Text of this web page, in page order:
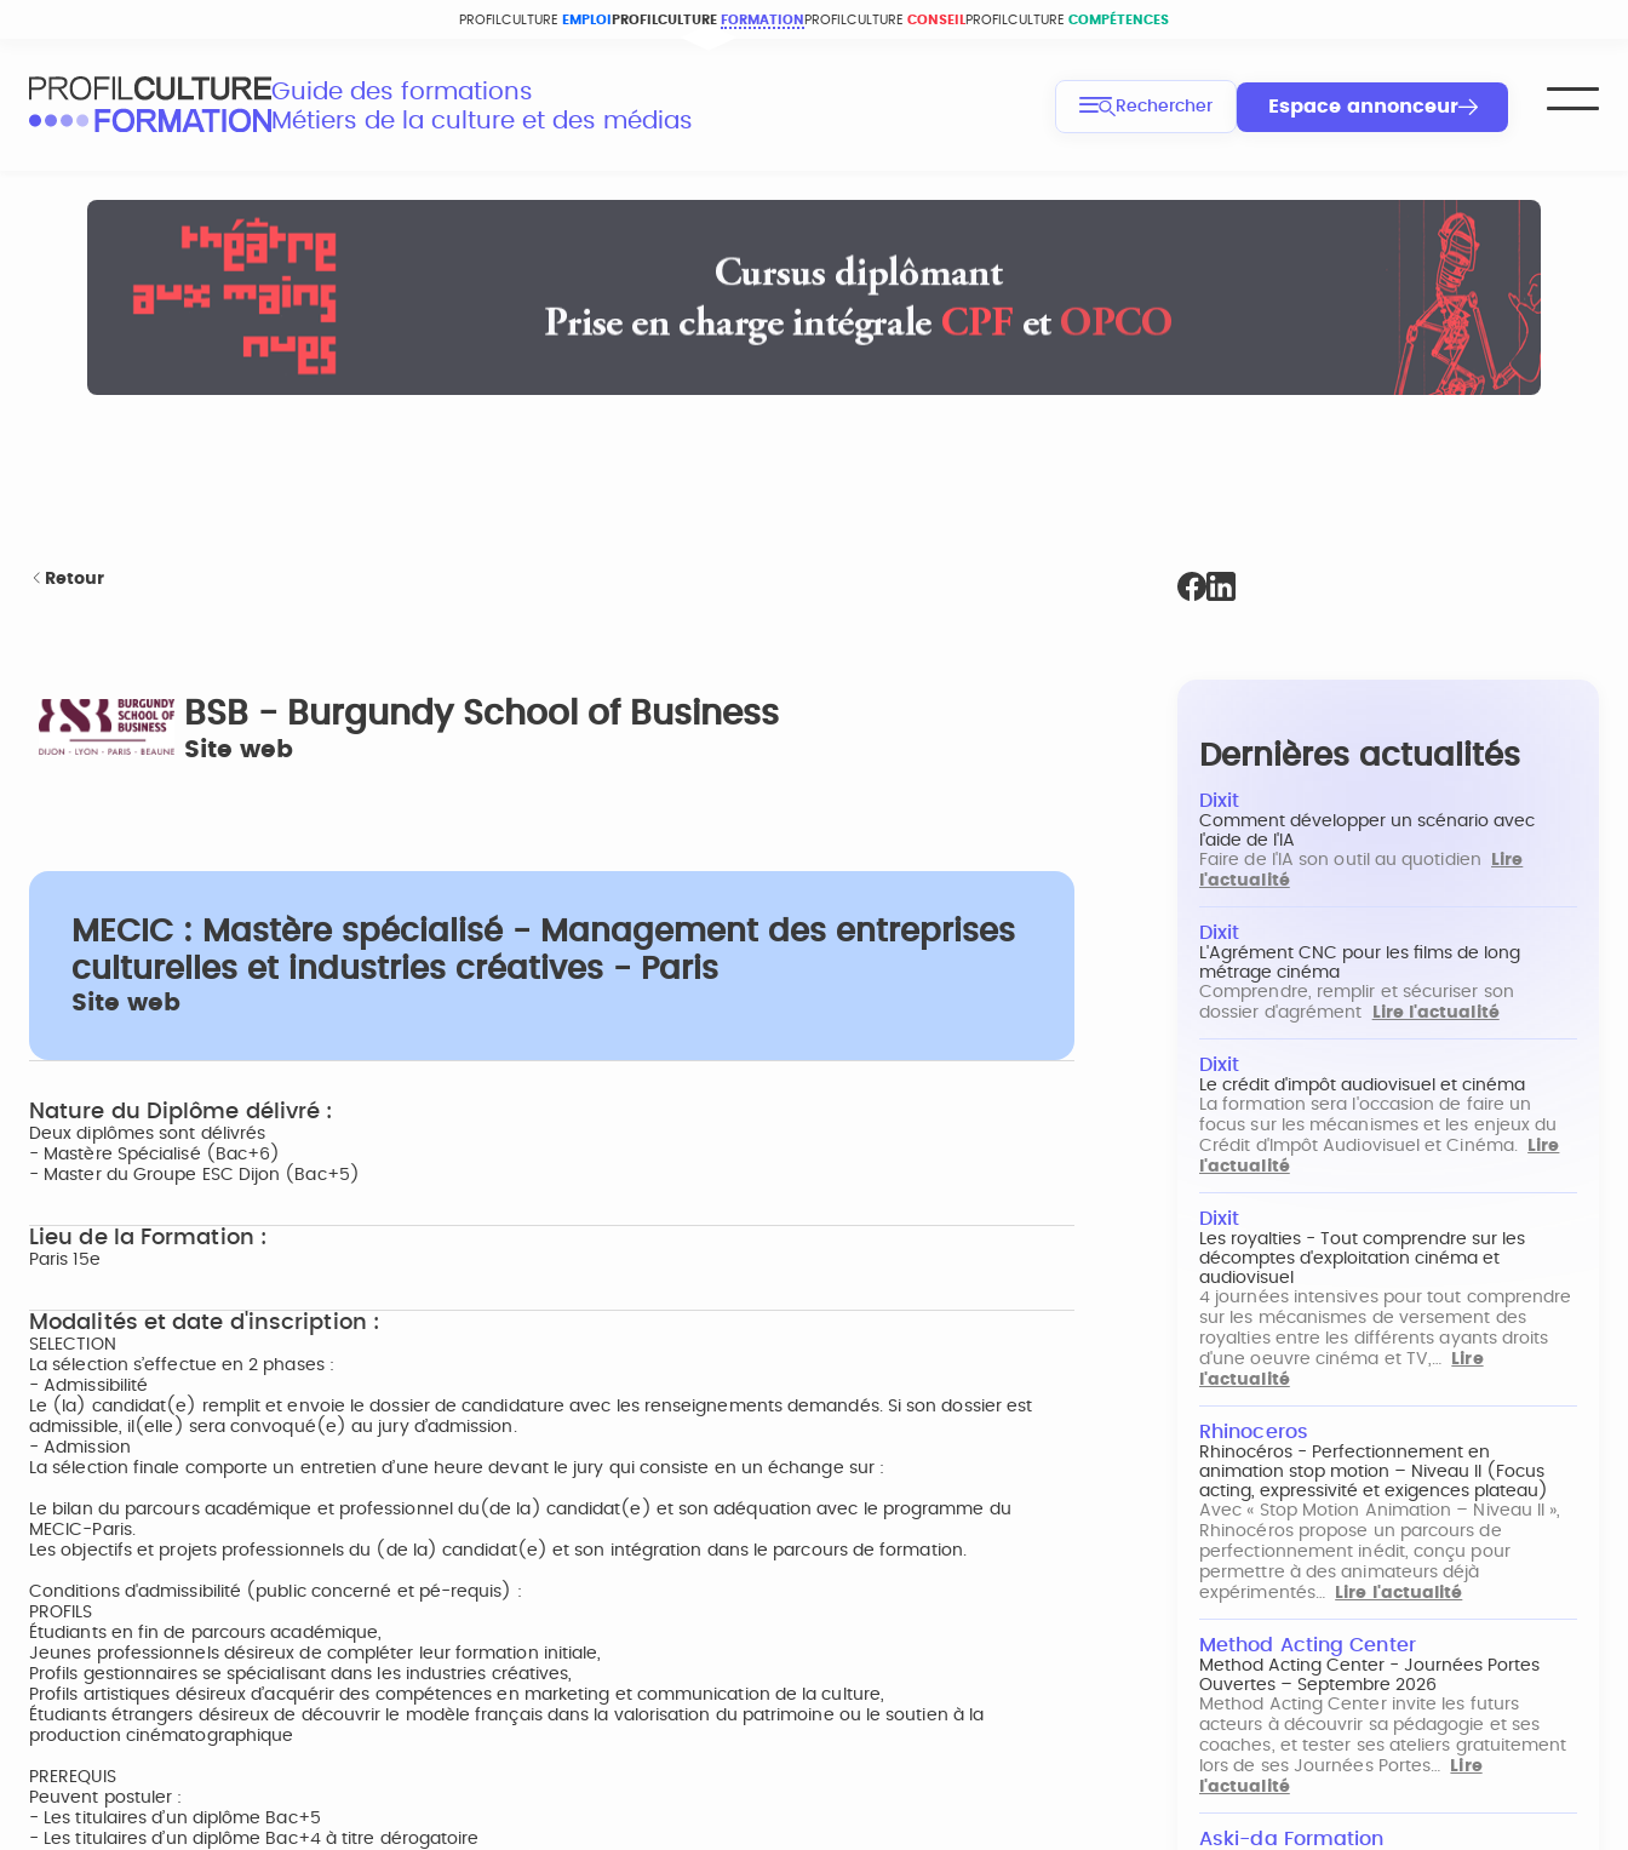
PROFILCULTURE EMPLOI PROFILCULTURE FORMATION PROFILCULTURE CONSEIL PROFILCULTURE COMPÉTENCES
Guide des formations
Métiers de la culture et des médias
Rechercher Espace annonceur
Retour
BSB - Burgundy School of Business
Site web
MECIC : Mastère spécialisé - Management des entreprises
culturelles et industries créatives - Paris
Site web
Nature du Diplôme délivré :
Deux diplômes sont délivrés
- Mastère Spécialisé (Bac+6)
- Master du Groupe ESC Dijon (Bac+5)
Lieu de la Formation :
Paris 15e
Modalités et date d'inscription :
SELECTION
La sélection s’effectue en 2 phases :
- Admissibilité
Le (la) candidat(e) remplit et envoie le dossier de candidature avec les renseignements demandés. Si son dossier est
admissible, il(elle) sera convoqué(e) au jury d’admission.
- Admission
La sélection finale comporte un entretien d’une heure devant le jury qui consiste en un échange sur :
Le bilan du parcours académique et professionnel du(de la) candidat(e) et son adéquation avec le programme du
MECIC-Paris.
Les objectifs et projets professionnels du (de la) candidat(e) et son intégration dans le parcours de formation.
Conditions d'admissibilité (public concerné et pé-requis) :
PROFILS
Étudiants en fin de parcours académique,
Jeunes professionnels désireux de compléter leur formation initiale,
Profils gestionnaires se spécialisant dans les industries créatives,
Profils artistiques désireux d’acquérir des compétences en marketing et communication de la culture,
Étudiants étrangers désireux de découvrir le modèle français dans la valorisation du patrimoine ou le soutien à la
production cinématographique
PREREQUIS
Peuvent postuler :
- Les titulaires d’un diplôme Bac+5
- Les titulaires d’un diplôme Bac+4 à titre dérogatoire
Dernières actualités
Dixit
Comment développer un scénario avec
l'aide de l'IA
Faire de l'IA son outil au quotidien
Lire
l'actualité
Dixit
L'Agrément CNC pour les films de long
métrage cinéma
Comprendre, remplir et sécuriser son
dossier d'agrément
Lire l'actualité
Dixit
Le crédit d'impôt audiovisuel et cinéma
La formation sera l'occasion de faire un
focus sur les mécanismes et les enjeux du
Crédit d'Impôt Audiovisuel et Cinéma.
Lire
l'actualité
Dixit
Les royalties - Tout comprendre sur les
décomptes d'exploitation cinéma et
audiovisuel
4 journées intensives pour tout comprendre
sur les mécanismes de versement des
royalties entre les différents ayants droits
d'une oeuvre cinéma et TV,…
Lire
l'actualité
Rhinoceros
Rhinocéros - Perfectionnement en
animation stop motion – Niveau II (Focus
acting, expressivité et exigences plateau)
Avec « Stop Motion Animation – Niveau II »,
Rhinocéros propose un parcours de
perfectionnement inédit, conçu pour
permettre à des animateurs déjà
expérimentés…
Lire l'actualité
Method Acting Center
Method Acting Center - Journées Portes
Ouvertes – Septembre 2026
Method Acting Center invite les futurs
acteurs à découvrir sa pédagogie et ses
coaches, et tester ses ateliers gratuitement
lors de ses Journées Portes…
Lire
l'actualité
Aski-da Formation